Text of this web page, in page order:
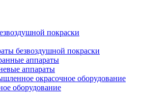
покраски
безвоздушной покраски
аппараты
аппараты
окрасочное оборудование
оборудование